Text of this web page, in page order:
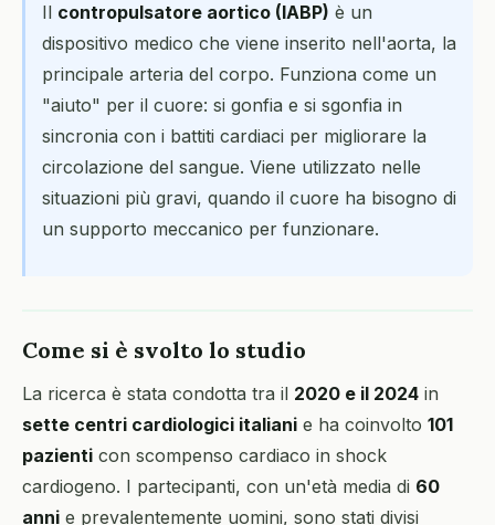
Il contropulsatore aortico (IABP) è un
dispositivo medico che viene inserito nell'aorta, la
principale arteria del corpo. Funziona come un
"aiuto" per il cuore: si gonfia e si sgonfia in
sincronia con i battiti cardiaci per migliorare la
circolazione del sangue. Viene utilizzato nelle
situazioni più gravi, quando il cuore ha bisogno di
un supporto meccanico per funzionare.
Come si è svolto lo studio
La ricerca è stata condotta tra il 2020 e il 2024 in
sette centri cardiologici italiani e ha coinvolto 101
pazienti con scompenso cardiaco in shock
cardiogeno. I partecipanti, con un'età media di 60
anni e prevalentemente uomini, sono stati divisi